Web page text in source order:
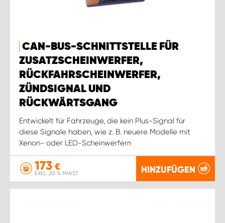
CAN-BUS-SCHNITTSTELLE FÜR
ZUSATZSCHEINWERFER,
RÜCKFAHRSCHEINWERFER,
ZÜNDSIGNAL UND
RÜCKWÄRTSGANG
Entwickelt für Fahrzeuge, die kein Plus-Signal für
diese Signale haben, wie z. B. neuere Modelle mit
Xenon- oder LED-Scheinwerfern
173 €
EXKL. 20 % MWST. HINZUFÜGEN